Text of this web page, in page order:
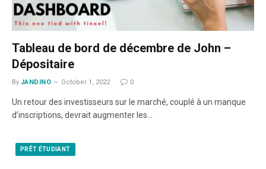
Tableau de bord de décembre de John –
Dépositaire
By JANDINO October 1, 2022 0
Un retour des investisseurs sur le marché, couplé à un manque
d’inscriptions, devrait augmenter les…
PRÊT ÉTUDIANT